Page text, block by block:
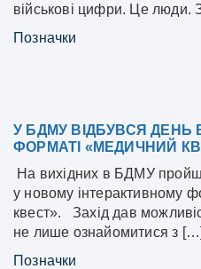
військові цифри. Це
Позначки
У БДМУ ВІДБУВСЯ ДЕНЬ
ФОРМАТІ «МЕДИЧНИЙ
На вихідних в БДМУ
у новому інтерактивному
квест». Захід дав
не лише ознайомитися з […]
Позначки